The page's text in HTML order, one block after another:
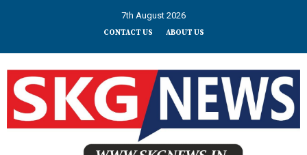
7th August 2026
CONTACT US ABOUT US